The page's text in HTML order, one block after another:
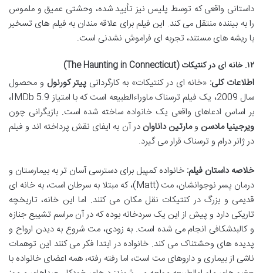
داستانی واقعی که توسط پلیس نیز تأیید شده، وحشتی عمیق و ملموس
را به بیننده منتقل می کند. این فیلم برای علاقه مندان به فیلم های تسخیر
با ریشه های مستند، تجربه ای فراموش نشدنی است.
۱۲. خانه ای در کنتیکات (The Haunting in Connecticut)
اطلاعات کلی: «خانه ای در کنتیکات» به کارگردانی پیتر کورنول و محصول
سال 2009، یک فیلم ترسناک ماوراءالطبیعه است که با امتیاز IMDb 5.9،
بر اساس ادعاهای واقعی یک خانواده ساخته شده است. بازیگرانی چون
ویرجینیا مادسن ومارتین داناوان در آن به ایفای نقش پرداخته اند و فیلم
در ژانر درام و ترسناک قرار می گیرد.
خلاصه داستان فیلم: خانواده کمپبل برای دسترسی آسان تر به بیمارستان و
درمان پسر نوجوانشان، مت (Matt)، که مبتلا به سرطان است، به خانه ای
قدیمی و بزرگ در کنتیکات نقل مکان می کنند. اما این خانه، تاریخچه
تاریکی دارد و پیش از این یک سردخانه بوده که در آن مراسم تشییع جنازه
و کالبدشکافی انجام می شده است. به زودی، مت شروع به دیدن ارواح و
پدیده های وحشتناک می کند. خانواده در ابتدا فکر می کنند این توهمات
ناشی از بیماری و داروهای مت است، اما رفته رفته، همه اعضای خانواده با